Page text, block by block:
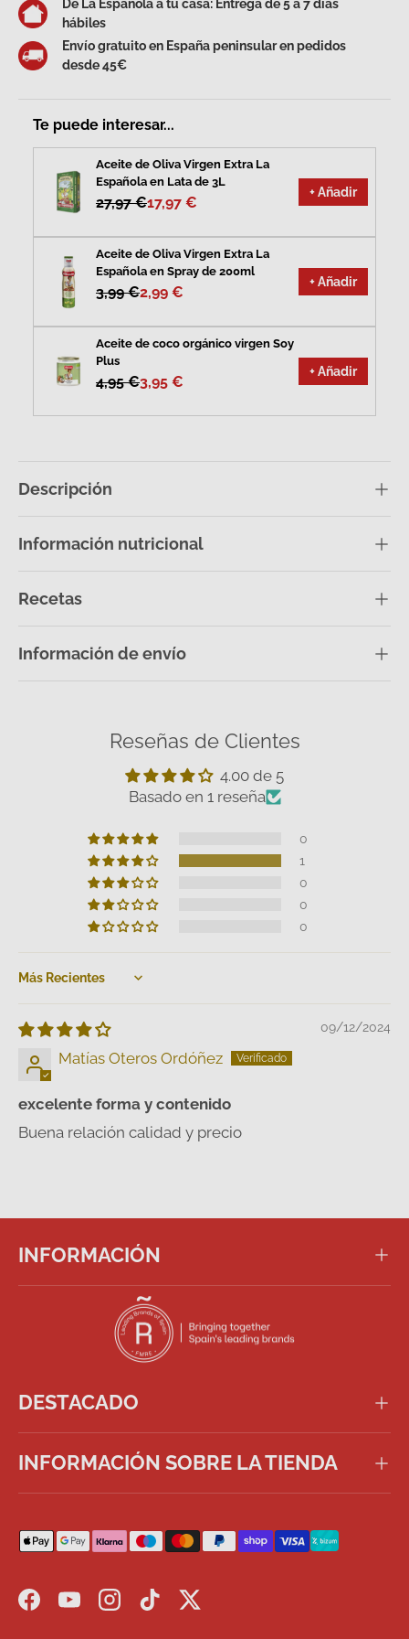
De La Española a tu casa: Entrega de 5 a 7 días
hábiles
Envío gratuito en España peninsular en pedidos
desde 45€
Te puede interesar...
Aceite de Oliva Virgen Extra La
Española en Lata de 3L
27,97 €17,97 €
+ Añadir
Aceite de Oliva Virgen Extra La
Española en Spray de 200ml
3,99 €2,99 €
+ Añadir
Aceite de coco orgánico virgen Soy
Plus
4,95 €3,95 €
+ Añadir
Descripción
Información nutricional
Recetas
Información de envío
Reseñas de Clientes
4.00 de 5
Basado en 1 reseña
0
1
0
0
0
Sort by
09/12/2024
Matías Oteros Ordóñez
excelente forma y contenido
Buena relación calidad y precio
INFORMACIÓN
DESTACADO
INFORMACIÓN SOBRE LA TIENDA
Formas de pago aceptadas
FacebookYouTubeInstagram
TikTokTwitter